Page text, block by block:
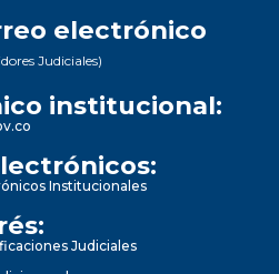
electrónico
Judiciales)
institucional:
Institucionales
Judiciales